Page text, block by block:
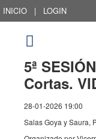
INICIO | LOGIN
5ª
Cortas.
28-01-2026 19:00
Salas Goya y Saura,